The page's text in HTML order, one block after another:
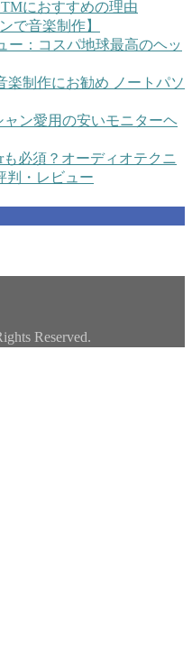
におすすめの理由
で音楽制作】
ー：コスパ地球最高のヘッ
楽制作にお勧め ノートパソ
ャン愛用の安いモニターヘ
も必須？オーディオテクニ
判・レビュー
Reserved.